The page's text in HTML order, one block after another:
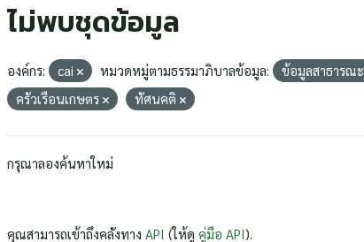
ไม่พบชุดข้อมูล
องค์กร: cai หมวดหมู่ตามธรรมาภิบาลข้อมูล: ข้อมูลสาธารณะ
ครัวเรือนเกษตร
ทัศนคติ
กรุณาลองค้นหาใหม่
คุณสามารถเข้าถึงคลังทาง API (ให้ดู คู่มือ API).